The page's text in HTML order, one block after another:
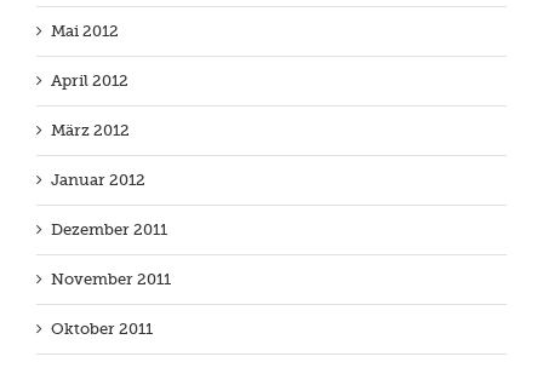
Mai 2012
April 2012
März 2012
Januar 2012
Dezember 2011
November 2011
Oktober 2011